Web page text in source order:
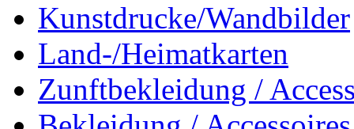
Kunstdrucke/Wandbilder
Land-/Heimatkarten
Zunftbekleidung /